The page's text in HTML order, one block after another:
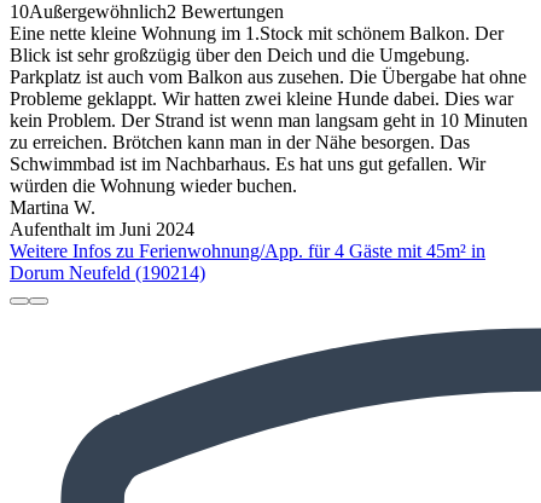
10Außergewöhnlich2 Bewertungen
Eine nette kleine Wohnung im 1.Stock mit schönem Balkon. Der
Blick ist sehr großzügig über den Deich und die Umgebung.
Parkplatz ist auch vom Balkon aus zusehen. Die Übergabe hat ohne
Probleme geklappt. Wir hatten zwei kleine Hunde dabei. Dies war
kein Problem. Der Strand ist wenn man langsam geht in 10 Minuten
zu erreichen. Brötchen kann man in der Nähe besorgen. Das
Schwimmbad ist im Nachbarhaus. Es hat uns gut gefallen. Wir
würden die Wohnung wieder buchen.
Martina W.
Aufenthalt im Juni 2024
Weitere Infos zu Ferienwohnung/App. für 4 Gäste mit 45m² in
Dorum Neufeld (190214)